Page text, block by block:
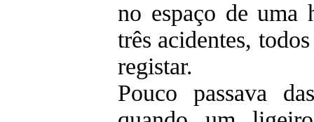
no espaço de uma
três acidentes,
registar.
Pouco passava